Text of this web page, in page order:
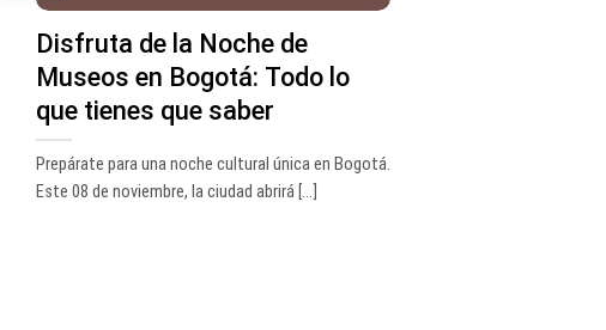
Disfruta de la Noche de
Museos en Bogotá: Todo lo
que tienes que saber
Prepárate para una noche cultural única en Bogotá.
Este 08 de noviembre, la ciudad abrirá [...]